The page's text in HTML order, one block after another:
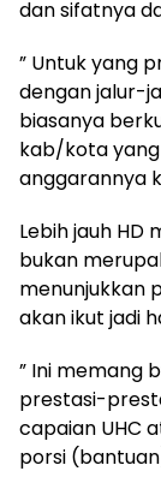
dan sifatnya
” Untuk yang
dengan jalur-
biasanya
kab/kota
anggarannya
Lebih jauh
bukan
menunjukkan
akan ikut jadi
” Ini memang
prestasi-
capaian UHC
porsi